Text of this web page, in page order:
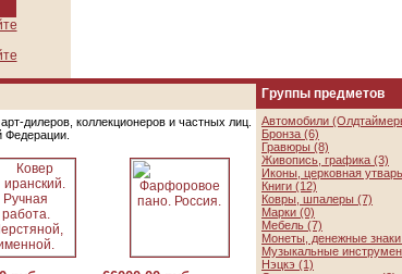
дилеров, коллекционеров и частных лиц.
Федерации.
Группы предметов
Автомобили
Бронза (6)
Гравюры (8)
Живопись, графика (3)
Иконы, церковная
Книги (12)
Ковры, шпалеры (7)
Марки (0)
Мебель (7)
Монеты, денежные
Музыкальные
Нэцкэ (1)